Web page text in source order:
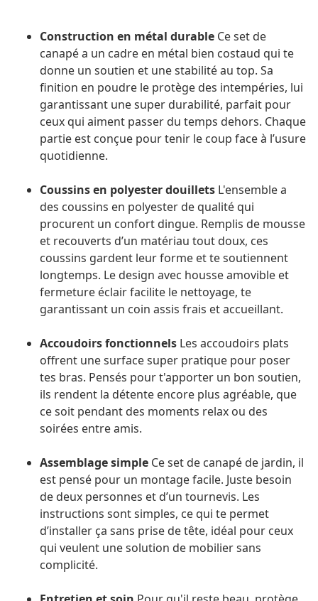
Construction en métal durable Ce set de
canapé a un cadre en métal bien costaud qui te
donne un soutien et une stabilité au top. Sa
finition en poudre le protège des intempéries, lui
garantissant une super durabilité, parfait pour
ceux qui aiment passer du temps dehors. Chaque
partie est conçue pour tenir le coup face à l’usure
quotidienne.
Coussins en polyester douillets L'ensemble a
des coussins en polyester de qualité qui
procurent un confort dingue. Remplis de mousse
et recouverts d’un matériau tout doux, ces
coussins gardent leur forme et te soutiennent
longtemps. Le design avec housse amovible et
fermeture éclair facilite le nettoyage, te
garantissant un coin assis frais et accueillant.
Accoudoirs fonctionnels Les accoudoirs plats
offrent une surface super pratique pour poser
tes bras. Pensés pour t'apporter un bon soutien,
ils rendent la détente encore plus agréable, que
ce soit pendant des moments relax ou des
soirées entre amis.
Assemblage simple Ce set de canapé de jardin, il
est pensé pour un montage facile. Juste besoin
de deux personnes et d’un tournevis. Les
instructions sont simples, ce qui te permet
d’installer ça sans prise de tête, idéal pour ceux
qui veulent une solution de mobilier sans
complicité.